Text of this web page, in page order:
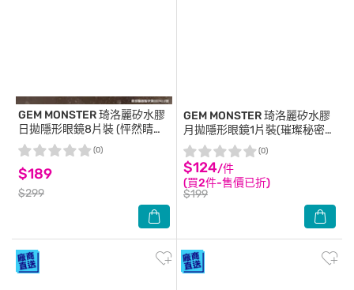
GEM MONSTER琦洛麗矽水膠
日拋隱形眼鏡8片裝 (怦然睛動
黑) 0.00
$189
$299
(0)
GEM MONSTER琦洛麗矽水膠
月拋隱形眼鏡1片裝(璀璨秘密
灰) 0.00
$124/件
(買2件-售價已折)
$199
(0)